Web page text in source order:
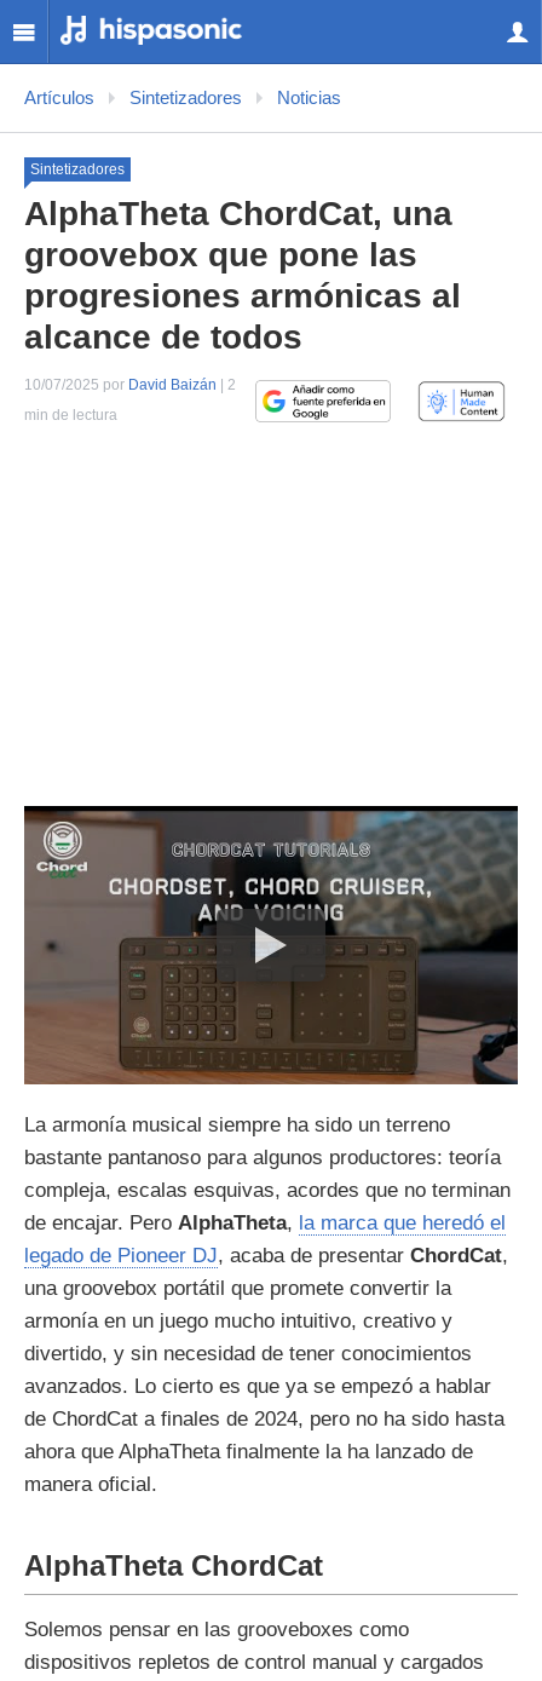
Artículos Sintetizadores Noticias
Sintetizadores
AlphaTheta ChordCat, una
groovebox que pone las
progresiones armónicas al
alcance de todos
10/07/2025 por David Baizán | 2
min de lectura
La armonía musical siempre ha sido un terreno
bastante pantanoso para algunos productores: teoría
compleja, escalas esquivas, acordes que no terminan
de encajar. Pero AlphaTheta, la marca que heredó el
legado de Pioneer DJ, acaba de presentar ChordCat,
una groovebox portátil que promete convertir la
armonía en un juego mucho intuitivo, creativo y
divertido, y sin necesidad de tener conocimientos
avanzados. Lo cierto es que ya se empezó a hablar
de ChordCat a finales de 2024, pero no ha sido hasta
ahora que AlphaTheta finalmente la ha lanzado de
manera oficial.
AlphaTheta ChordCat
Solemos pensar en las grooveboxes como
dispositivos repletos de control manual y cargados